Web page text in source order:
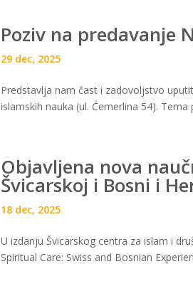
Poziv na predavanje
29 dec, 2025
Predstavlja nam čast i zadovoljstvo
islamskih nauka (ul. Ćemerlina 54).
Objavljena nova
Švicarskoj i Bosni i
18 dec, 2025
U izdanju Švicarskog centra za islam i
Spiritual Care: Swiss and Bosnian